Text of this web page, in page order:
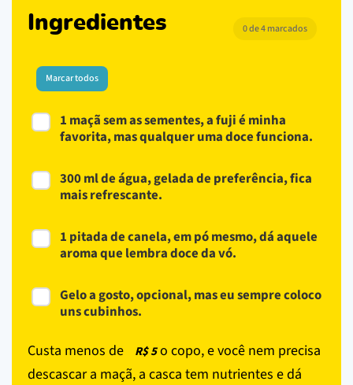
Ingredientes 0 de 4 marcados
Marcar todos
1 maçã sem as sementes, a fuji é minha
favorita, mas qualquer uma doce funciona.
300 ml de água, gelada de preferência, fica
mais refrescante.
1 pitada de canela, em pó mesmo, dá aquele
aroma que lembra doce da vó.
Gelo a gosto, opcional, mas eu sempre coloco
uns cubinhos.
Custa menos de R$ 5o copo, e você nem precisa
descascar a maçã, a casca tem nutrientes e dá